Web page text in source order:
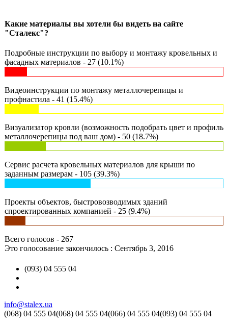
Какие материалы вы хотели бы видеть на сайте
"Сталекс"?
Подробные инструкции по выбору и монтажу кровельных и
фасадных материалов - 27 (10.1%)
Видеоинструкции по монтажу металлочерепицы и
профнастила - 41 (15.4%)
Визуализатор кровли (возможность подобрать цвет и профиль
металлочерепицы под ваш дом) - 50 (18.7%)
Сервис расчета кровельных материалов для крыши по
заданным размерам - 105 (39.3%)
Проекты объектов, быстровозводимых зданий
спроектированных компанией - 25 (9.4%)
Всего голосов - 267
Это голосование закончилось : Сентябрь 3, 2016
(093) 04 555 04
info@stalex.ua
(068) 04 555 04(068) 04 555 04(066) 04 555 04(093) 04 555 04